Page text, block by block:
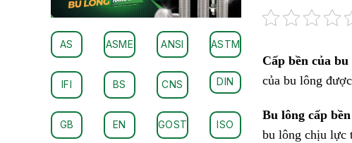
Cấp bền của bu
của bu lông
Bu lông cấp bền
bu lông chịu lực
AS ASME ANSI ASTM
IFI BS CNS DIN
GB EN GOST ISO